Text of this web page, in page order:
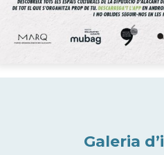
Galeria